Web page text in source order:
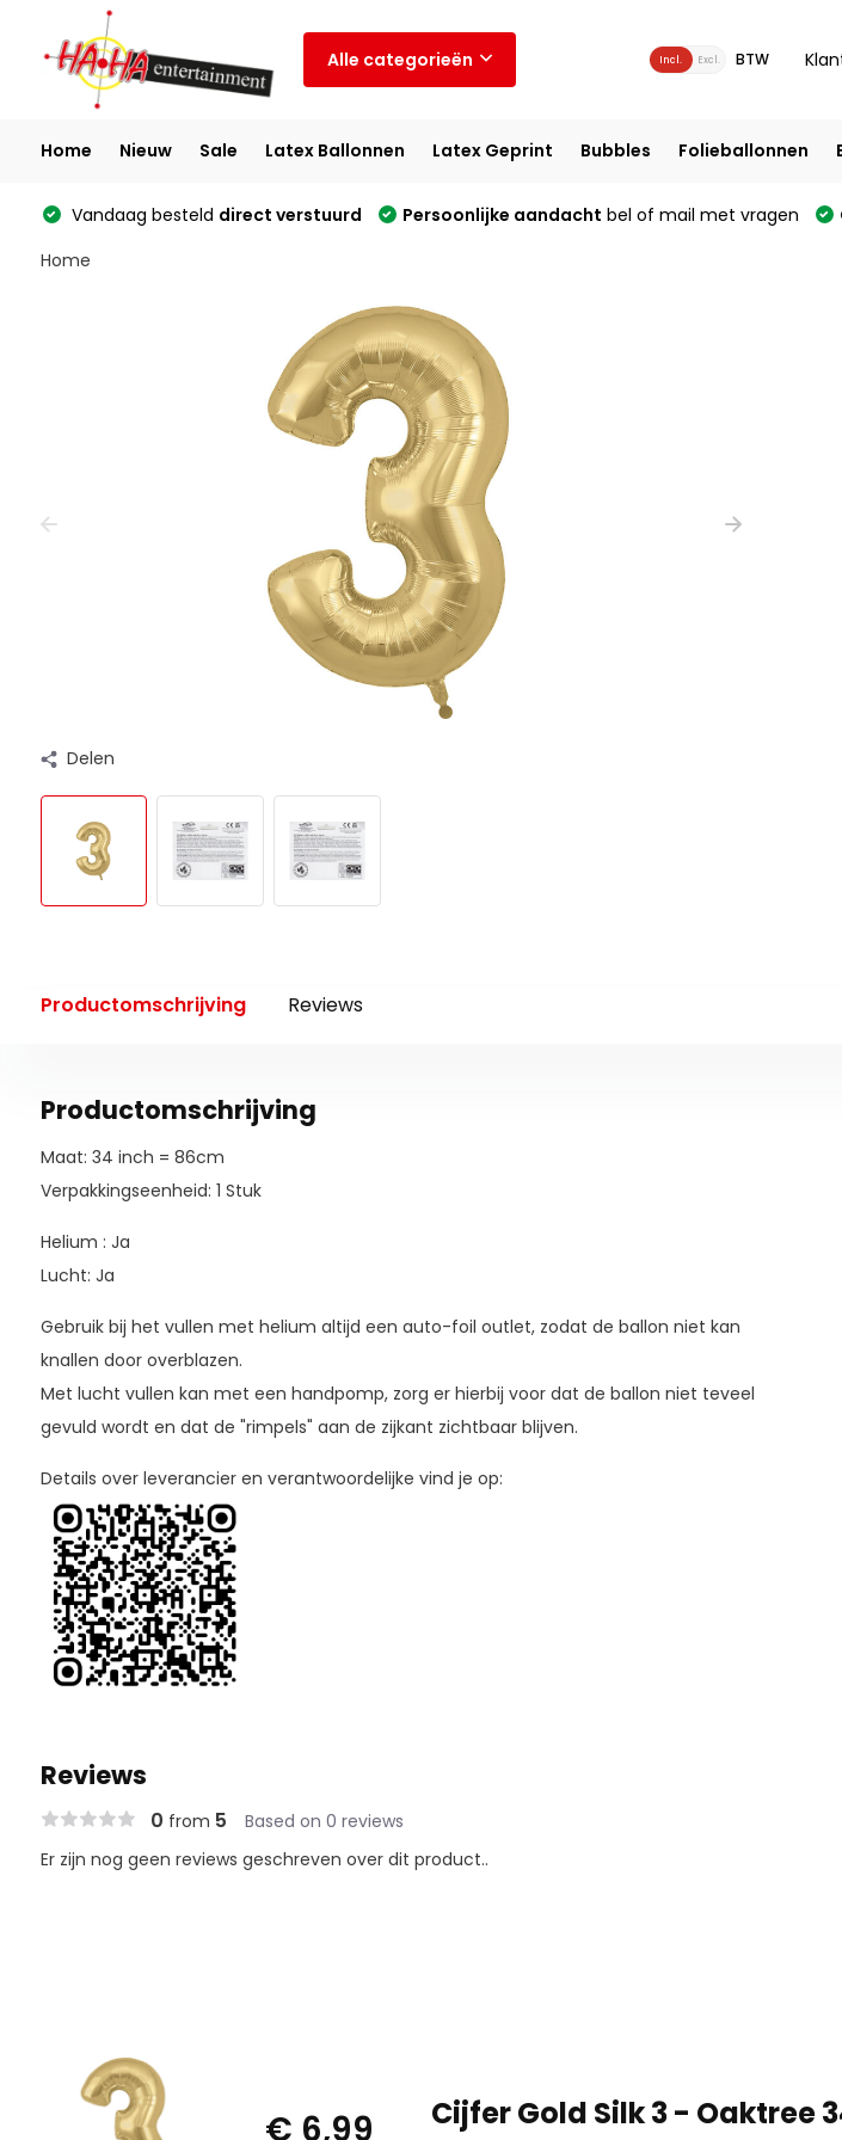
Alle categorieën Incl. Excl. BTW
Home Nieuw Sale Latex Ballonnen Latex Geprint Bubbles Folieballonnen
Vandaag besteld direct verstuurd Persoonlijke aandacht bel of mail met vragen
Home
Delen
Productomschrijving Reviews
Productomschrijving
Maat: 34 inch = 86cm
Verpakkingseenheid: 1 Stuk
Helium : Ja
Lucht: Ja
Gebruik bij het vullen met helium altijd een auto-foil outlet, zodat de ballon niet kan
knallen door overblazen.
Met lucht vullen kan met een handpomp, zorg er hierbij voor dat de ballon niet teveel
gevuld wordt en dat de "rimpels" aan de zijkant zichtbaar blijven.
Details over leverancier en verantwoordelijke vind je op:
Reviews
0 from 5 Based on 0 reviews
Er zijn nog geen reviews geschreven over dit product..
€ 6,99 Cijfer Gold Silk 3 - Oaktree